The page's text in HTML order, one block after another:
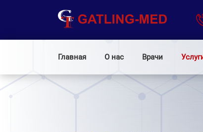
Главная О нас Врачи